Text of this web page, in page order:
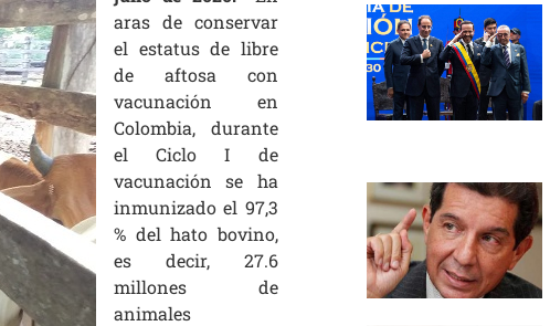
aras de conservar
el estatus de libre
de aftosa con
vacunación en
Colombia, durante
el Ciclo I de
vacunación se ha
inmunizado el 97,3
% del hato bovino,
es decir, 27.6
millones de
animales